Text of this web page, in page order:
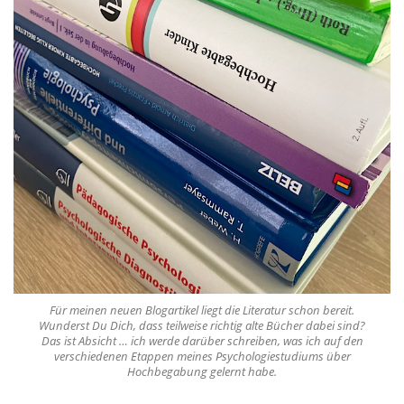
Für meinen neuen Blogartikel liegt die Literatur schon bereit.
Wunderst Du Dich, dass teilweise richtig alte Bücher dabei sind?
Das ist Absicht … ich werde darüber schreiben, was ich auf den
verschiedenen Etappen meines Psychologiestudiums über
Hochbegabung gelernt habe.